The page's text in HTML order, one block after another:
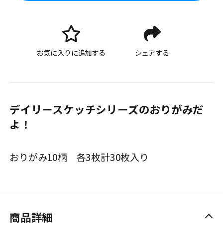
お気に入りに追加する シェアする
デイリースケッチシリーズのおりがみだ
よ！
おりがみ10柄 各3枚計30枚入り
商品詳細